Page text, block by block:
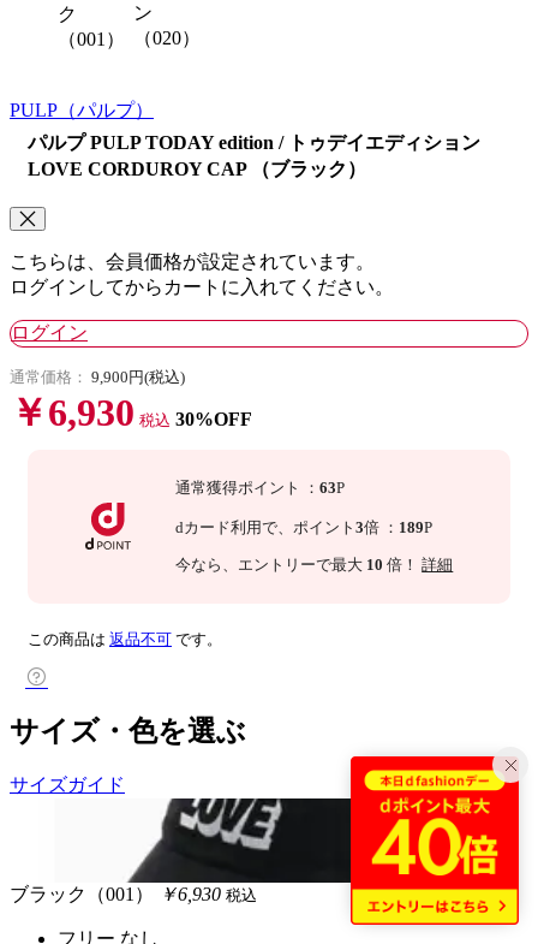
ク
（001）
ン
（020）
PULP （パルプ）
パルプ PULP TODAY edition / トゥデイエディション
LOVE CORDUROY CAP （ブラック）
こちらは、会員価格が設定されています。
ログインしてからカートに入れてください。
ログイン
通常価格： 9,900円(税込)
￥6,930 税込 30%OFF
通常獲得ポイント ：63P
dカード利用で、 ポイント3倍 ： 189P
今なら 、エントリーで最大 10 倍！詳細
この商品は 返品不可 です。
サイズ・色を選ぶ
サイズガイド
ブラック（001） ￥6,930 税込
フリー なし